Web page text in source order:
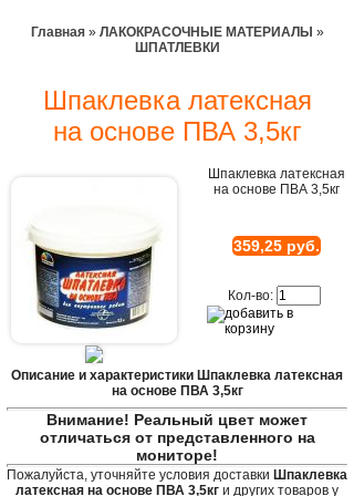
Главная» ЛАКОКРАСОЧНЫЕ МАТЕРИАЛЫ »
ШПАТЛЕВКИ
Шпаклевка латексная
на основе ПВА 3,5кг
Шпаклевка латексная
на основе ПВА 3,5кг
359,25 руб.
Кол-во:
Описание и характеристики Шпаклевка латексная
на основе ПВА 3,5кг
Внимание! Реальный цвет может
отличаться от представленного на
мониторе!
Пожалуйста, уточняйте условия доставки Шпаклевка
латексная на основе ПВА 3,5кг и других товаров у